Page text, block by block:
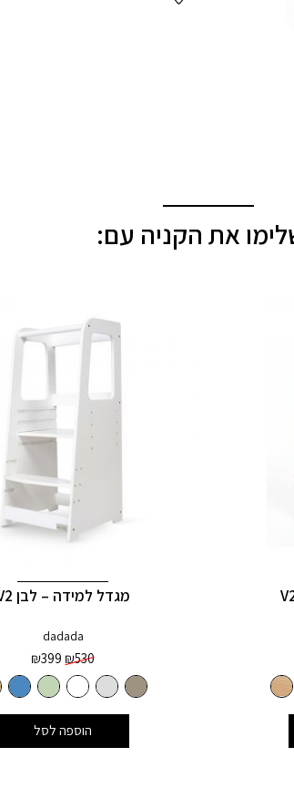
את הקניה עם:
מגדל למידה – לבן V2
dadada
₪530
המחיר
המקורי
היה:
₪530.
₪399
הנוכחי
הוא:
₪399.
הוספה לסל